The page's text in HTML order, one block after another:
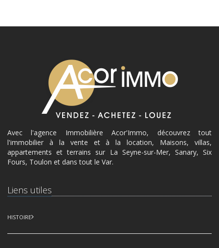
Avec l'agence Immobilière Acor'Immo, découvrez tout
l'immobilier à la vente et à la location, Maisons, villas,
appartements et terrains sur La Seyne-sur-Mer, Sanary, Six
Fours, Toulon et dans tout le Var.
Liens utiles
HISTOIRE